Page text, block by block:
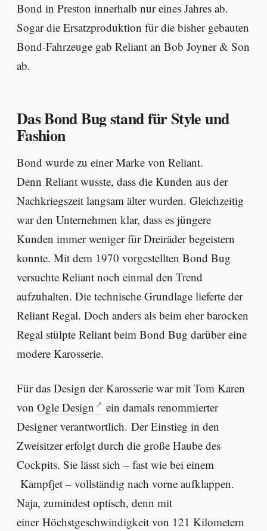
Bond in Preston innerhalb nur eines Jahres ab.
Sogar die Ersatzproduktion für die bisher gebauten
Bond-Fahrzeuge gab Reliant an Bob Joyner & Son
ab.
Das Bond Bug stand für Style und
Fashion
Bond wurde zu einer Marke von Reliant.
Denn Reliant wusste, dass die Kunden aus der
Nachkriegszeit langsam älter wurden. Gleichzeitig
war den Unternehmen klar, dass es jüngere
Kunden immer weniger für Dreiräder begeistern
konnte. Mit dem 1970 vorgestellten Bond Bug
versuchte Reliant noch einmal den Trend
aufzuhalten. Die technische Grundlage lieferte der
Reliant Regal. Doch anders als beim eher barocken
Regal stülpte Reliant beim Bond Bug darüber eine
modere Karosserie.
Für das Design der Karosserie war mit Tom Karen
von Ogle Design
ein damals renommierter
Designer verantwortlich. Der Einstieg in den
Zweisitzer erfolgt durch die große Haube des
Cockpits. Sie lässt sich – fast wie bei einem
Kampfjet – vollständig nach vorne aufklappen.
Naja, zumindest optisch, denn mit
einer Höchstgeschwindigkeit von 121 Kilometern